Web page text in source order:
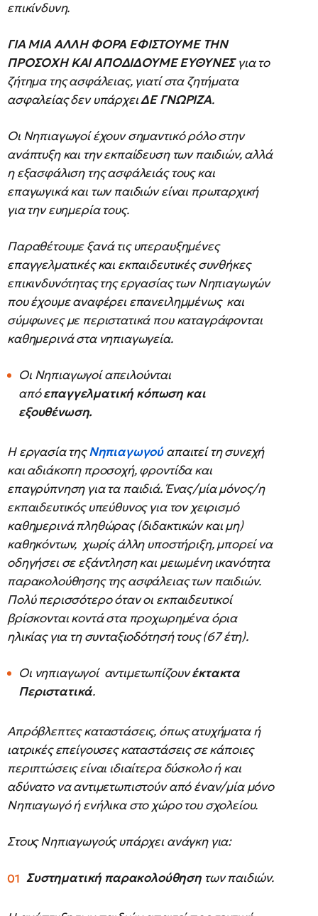
επικίνδυνη.
ΓΙΑ ΜΙΑ ΑΛΛΗ ΦΟΡΑ ΕΦΙΣΤΟΥΜΕ ΤΗΝ
ΠΡΟΣΟΧΗ ΚΑΙ ΑΠΟΔΙΔΟΥΜΕ ΕΥΘΥΝΕΣγια το
ζήτημα της ασφάλειας, γιατί στα ζητήματα
ασφαλείας δεν υπάρχειΔΕ ΓΝΩΡΙΖΑ.
Οι Νηπιαγωγοί έχουν σημαντικό ρόλο στην
ανάπτυξη και την εκπαίδευση των παιδιών, αλλά
η εξασφάλιση της ασφάλειάς τους και
επαγωγικά και των παιδιών είναι πρωταρχική
για την ευημερία τους.
Παραθέτουμε ξανά τις υπεραυξημένες
επαγγελματικές και εκπαιδευτικές συνθήκες
επικινδυνότητας της εργασίας των Νηπιαγωγών
που έχουμε αναφέρει επανειλημμένως και
σύμφωνες με περιστατικά που καταγράφονται
καθημερινά στα νηπιαγωγεία.
Οι Νηπιαγωγοί απειλούνται
απόεπαγγελματική κόπωση και
εξουθένωση.
Η εργασία τηςΝηπιαγωγούαπαιτεί τη συνεχή
και αδιάκοπη προσοχή, φροντίδα και
επαγρύπνηση για τα παιδιά. Ένας/μία μόνος/η
εκπαιδευτικός υπεύθυνος για τον χειρισμό
καθημερινά πληθώρας (διδακτικών και μη)
καθηκόντων, χωρίς άλλη υποστήριξη, μπορεί να
οδηγήσει σε εξάντληση και μειωμένη ικανότητα
παρακολούθησης της ασφάλειας των παιδιών.
Πολύ περισσότερο όταν οι εκπαιδευτικοί
βρίσκονται κοντά στα προχωρημένα όρια
ηλικίας για τη συνταξιοδότησή τους (67 έτη).
Οι νηπιαγωγοί αντιμετωπίζουνέκτακτα
Περιστατικά.
Απρόβλεπτες καταστάσεις, όπως ατυχήματα ή
ιατρικές επείγουσες καταστάσεις σε κάποιες
περιπτώσεις είναι ιδιαίτερα δύσκολο ή και
αδύνατο να αντιμετωπιστούν από έναν/μία μόνο
Νηπιαγωγό ή ενήλικα στο χώρο του σχολείου.
Στους Νηπιαγωγούς υπάρχει ανάγκη για:
Συστηματική παρακολούθηση των παιδιών.